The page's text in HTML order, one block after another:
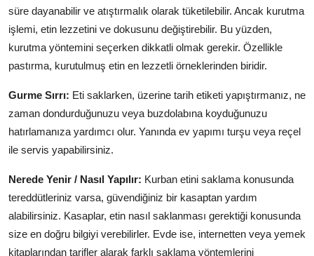
süre dayanabilir ve atıştırmalık olarak tüketilebilir. Ancak kurutma
işlemi, etin lezzetini ve dokusunu değiştirebilir. Bu yüzden,
kurutma yöntemini seçerken dikkatli olmak gerekir. Özellikle
pastırma, kurutulmuş etin en lezzetli örneklerinden biridir.
Gurme Sırrı: Eti saklarken, üzerine tarih etiketi yapıştırmanız, ne
zaman dondurduğunuzu veya buzdolabına koyduğunuzu
hatırlamanıza yardımcı olur. Yanında ev yapımı turşu veya reçel
ile servis yapabilirsiniz.
Nerede Yenir / Nasıl Yapılır: Kurban etini saklama konusunda
tereddütleriniz varsa, güvendiğiniz bir kasaptan yardım
alabilirsiniz. Kasaplar, etin nasıl saklanması gerektiği konusunda
size en doğru bilgiyi verebilirler. Evde ise, internetten veya yemek
kitaplarından tarifler alarak farklı saklama yöntemlerini